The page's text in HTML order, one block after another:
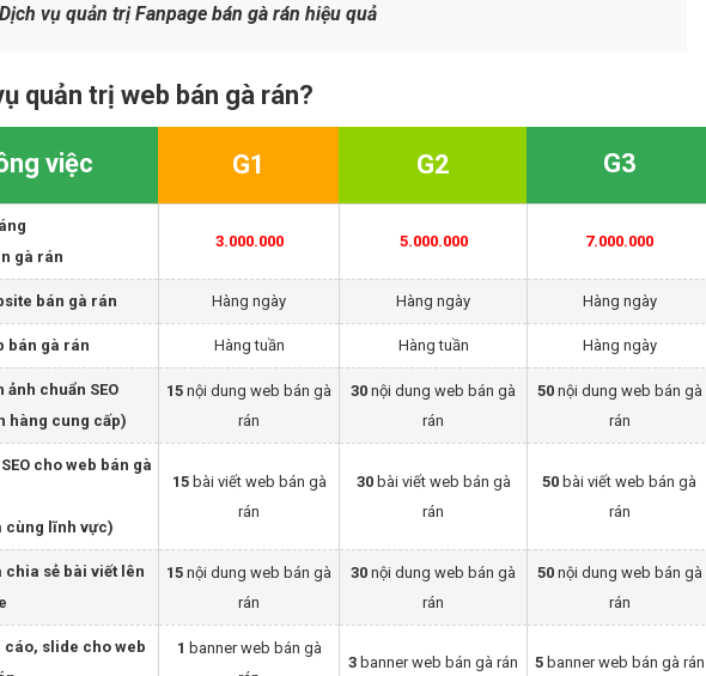
Dịch vụ quản trị Fanpage bán gà rán hiệu quả
quản trị web bán gà rán?
việc G1 G2 G3
gà rán
3.000.000 5.000.000 7.000.000
bán gà rán Hàng ngày Hàng ngày Hàng ngày
bán gà rán Hàng tuần Hàng tuần Hàng ngày
ảnh chuẩn SEO
hàng cung cấp)
15 nội dung web bán gà
rán
30 nội dung web bán gà
rán
50nội dung web bán gà
rán
cho web bán gà
cùng lĩnh vực)
15bài viết web bán gà
rán
30 bài viết web bán gà
rán
50 bài viết web bán gà
rán
chia sẻ bài viết lên
15 nội dung web bán gà
rán
30 nội dung web bán gà
rán
50nội dung web bán gà
rán
cáo, slide cho web
1 banner web bán gà
3 banner web bán gà rán 5banner web bán gà rán